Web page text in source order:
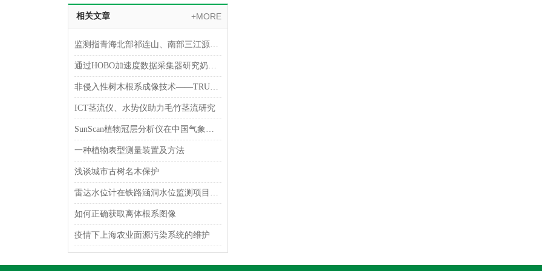
相关文章 +MORE
监测指青海北部祁连山、南部三江源土壤以冻融侵蚀为主
通过HOBO加速度数据采集器研究奶牛产奶量
非侵入性树木根系成像技术——TRU树木雷达
ICT茎流仪、水势仪助力毛竹茎流研究
SunScan植物冠层分析仪在中国气象局兰州干旱气象研究所完成调试
一种植物表型测量装置及方法
浅谈城市古树名木保护
雷达水位计在铁路涵洞水位监测项目案例
如何正确获取离体根系图像
疫情下上海农业面源污染系统的维护